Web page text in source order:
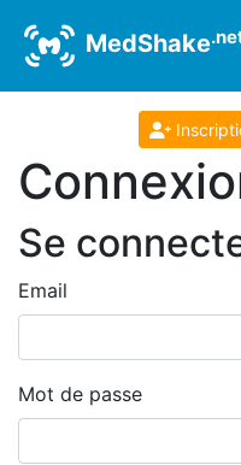
MedShake
Se
Email
Mot de passe